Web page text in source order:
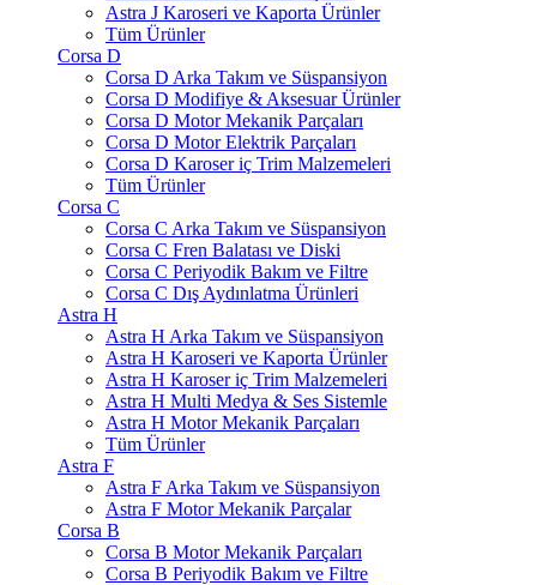
Astra J Karoseri ve Kaporta Ürünler
Tüm Ürünler
Corsa D
Corsa D Arka Takım ve Süspansiyon
Corsa D Modifiye & Aksesuar Ürünler
Corsa D Motor Mekanik Parçaları
Corsa D Motor Elektrik Parçaları
Corsa D Karoser iç Trim Malzemeleri
Tüm Ürünler
Corsa C
Corsa C Arka Takım ve Süspansiyon
Corsa C Fren Balatası ve Diski
Corsa C Periyodik Bakım ve Filtre
Corsa C Dış Aydınlatma Ürünleri
Astra H
Astra H Arka Takım ve Süspansiyon
Astra H Karoseri ve Kaporta Ürünler
Astra H Karoser iç Trim Malzemeleri
Astra H Multi Medya & Ses Sistemle
Astra H Motor Mekanik Parçaları
Tüm Ürünler
Astra F
Astra F Arka Takım ve Süspansiyon
Astra F Motor Mekanik Parçalar
Corsa B
Corsa B Motor Mekanik Parçaları
Corsa B Periyodik Bakım ve Filtre